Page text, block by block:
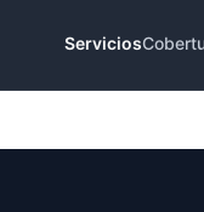
Servicios